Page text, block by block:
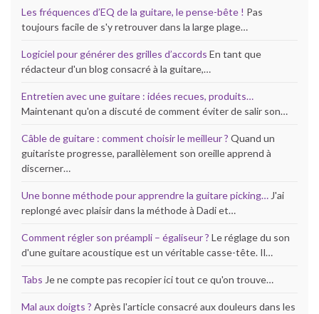
Les fréquences d’EQ de la guitare, le pense-bête ! Pas
toujours facile de s'y retrouver dans la large plage…
Logiciel pour générer des grilles d’accords En tant que
rédacteur d'un blog consacré à la guitare,…
Entretien avec une guitare : idées recues, produits…
Maintenant qu'on a discuté de comment éviter de salir son…
Câble de guitare : comment choisir le meilleur ? Quand un
guitariste progresse, parallèlement son oreille apprend à
discerner…
Une bonne méthode pour apprendre la guitare picking… J'ai
replongé avec plaisir dans la méthode à Dadi et…
Comment régler son préampli – égaliseur ? Le réglage du son
d'une guitare acoustique est un véritable casse-tête. Il…
Tabs Je ne compte pas recopier ici tout ce qu'on trouve…
Mal aux doigts ? Après l'article consacré aux douleurs dans les